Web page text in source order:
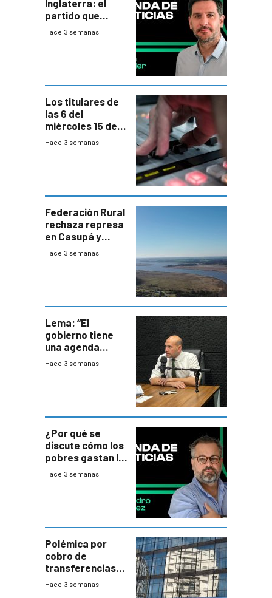
Inglaterra: el
partido que
nunca termina
Hace 3 semanas
Los titulares de
las 6 del
miércoles 15 de
julio de 2026
Hace 3 semanas
Federación Rural
rechaza represa
en Casupá y
firma demanda
Hace 3 semanas
Lema: “El
gobierno tiene
una agenda
destructiva”
Hace 3 semanas
¿Por qué se
discute cómo los
pobres gastan la
plata?
Hace 3 semanas
Polémica por
cobro de
transferencias
del Mides en
Hace 3 semanas